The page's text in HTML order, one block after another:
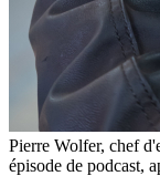
Pierre Wolfer, chef
épisode de podcast,